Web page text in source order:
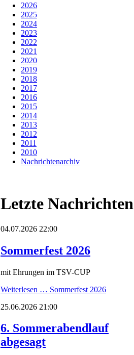
2026
2025
2024
2023
2022
2021
2020
2019
2018
2017
2016
2015
2014
2013
2012
2011
2010
Nachrichtenarchiv
Letzte Nachrichten
04.07.2026 22:00
Sommerfest 2026
mit Ehrungen im TSV-CUP
Weiterlesen … Sommerfest 2026
25.06.2026 21:00
6. Sommerabendlauf
abgesagt